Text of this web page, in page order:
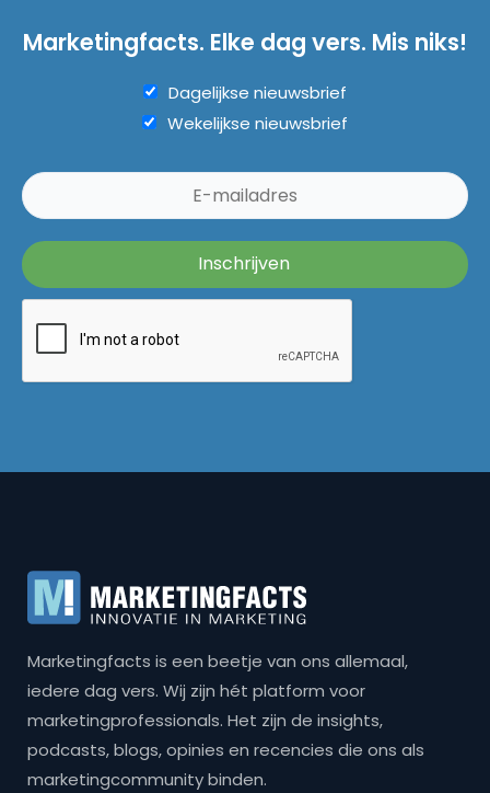
Marketingfacts. Elke dag vers. Mis niks!
Dagelijkse nieuwsbrief
Wekelijkse nieuwsbrief
Marketingfacts is een beetje van ons allemaal,
iedere dag vers. Wij zijn hét platform voor
marketingprofessionals. Het zijn de insights,
podcasts, blogs, opinies en recencies die ons als
marketingcommunity binden.